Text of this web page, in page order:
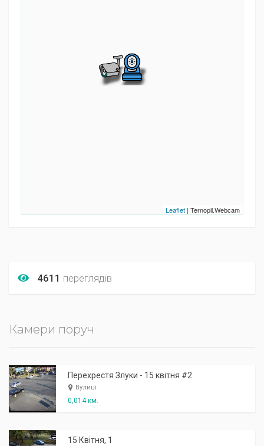
Leaflet | Ternopil.Webcam
4611 переглядів
Камери поруч
Перехрестя Злуки - 15 квітня #2
Вулиці
0,014 км.
15 Квітня, 1